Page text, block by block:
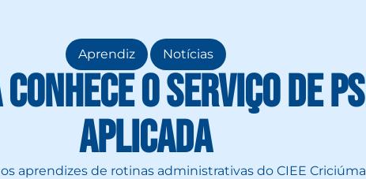
Aprendiz , Notícias
conhece o Serviço de
Aplicada
os aprendizes de rotinas administrativas do CIEE